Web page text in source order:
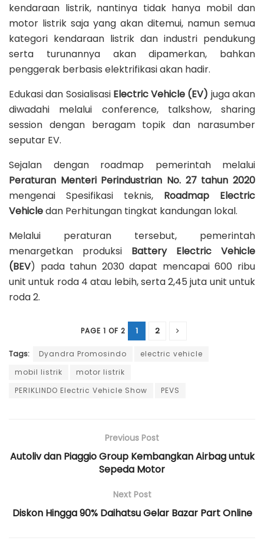
kendaraan listrik, nantinya tidak hanya mobil dan
motor listrik saja yang akan ditemui, namun semua
kategori kendaraan listrik dan industri pendukung
serta turunannya akan dipamerkan, bahkan
penggerak berbasis elektrifikasi akan hadir.
Edukasi dan Sosialisasi Electric Vehicle (EV) juga akan
diwadahi melalui conference, talkshow, sharing
session dengan beragam topik dan narasumber
seputar EV.
Sejalan dengan roadmap pemerintah melalui
Peraturan Menteri Perindustrian No. 27 tahun 2020
mengenai Spesifikasi teknis, Roadmap Electric
Vehicledan Perhitungan tingkat kandungan lokal.
Melalui peraturan tersebut, pemerintah
menargetkan produksi Battery Electric Vehicle
(BEV) pada tahun 2030 dapat mencapai 600 ribu
unit untuk roda 4 atau lebih, serta 2,45 juta unit untuk
roda 2.
PAGE 1 OF 2 1 2
Tags: Dyandra Promosindo
electric vehicle
mobil listrik
motor listrik
PERIKLINDO Electric Vehicle Show
PEVS
Previous Post
Autoliv dan Piaggio Group Kembangkan Airbag untuk
Sepeda Motor
Next Post
Diskon Hingga 90% Daihatsu Gelar Bazar Part Online